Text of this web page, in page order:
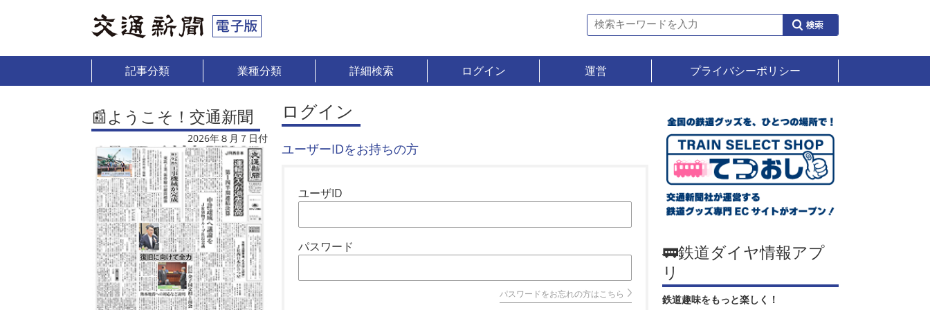
記事分類 業種分類 詳細検索 ログイン 運営 プライバシーポリシー
📰ようこそ！交通新聞
2026年８月７日付
ログイン
ユーザーIDをお持ちの方
ユーザID
パスワード
パスワードをお忘れの方はこちら
🚃鉄道ダイヤ情報アプ
リ
鉄道趣味をもっと楽しく！